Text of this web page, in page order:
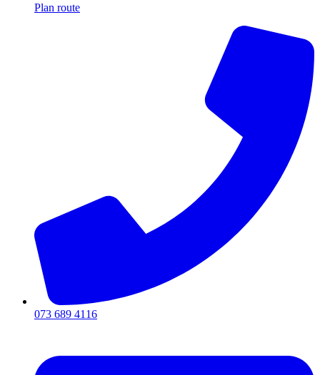
Plan route
073 689 4116